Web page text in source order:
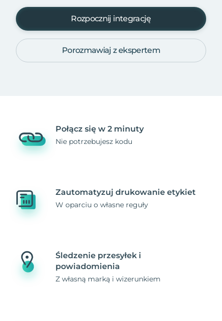
Rozpocznij integrację
Porozmawiaj z ekspertem
Połącz się w 2 minuty
Nie potrzebujesz kodu
Zautomatyzuj drukowanie etykiet
W oparciu o własne reguły
Śledzenie przesyłek i
powiadomienia
Z własną marką i wizerunkiem